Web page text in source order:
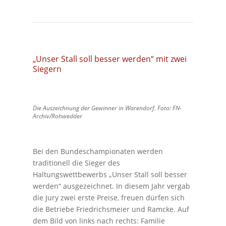
„Unser Stall soll besser werden“ mit zwei
Siegern
Die Auszeichnung der Gewinner in Warendorf. Foto: FN-
Archiv/Rohwedder
Bei den Bundeschampionaten werden
traditionell die Sieger des
Haltungswettbewerbs „Unser Stall soll besser
werden“ ausgezeichnet. In diesem Jahr vergab
die Jury zwei erste Preise, freuen dürfen sich
die Betriebe Friedrichsmeier und Ramcke. Auf
dem Bild von links nach rechts: Familie